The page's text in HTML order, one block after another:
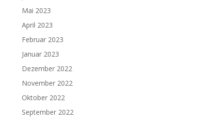
Mai 2023
April 2023
Februar 2023
Januar 2023
Dezember 2022
November 2022
Oktober 2022
September 2022